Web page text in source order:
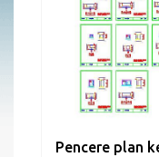
Pencere plan